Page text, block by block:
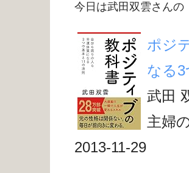
今日は武田双雲さんの
ポジ
なる3
武田
主婦
2013-11-29